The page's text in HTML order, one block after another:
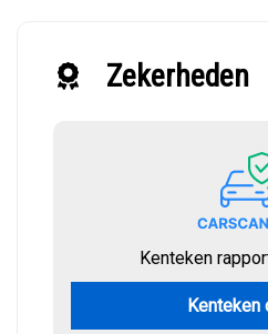
Zekerheden
Kenteken
Kenteken